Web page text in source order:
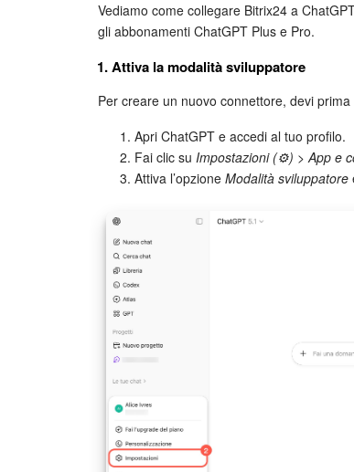
Vediamo come collegare Bitrix24 a
gli abbonamenti ChatGPT Plus e Pro.
1. Attiva la modalità sviluppatore
Per creare un nuovo connettore, devi
Apri ChatGPT e accedi al tuo profilo.
Fai clic su Impostazioni (⚙️) > App e
Attiva l’opzione Modalità sviluppatore